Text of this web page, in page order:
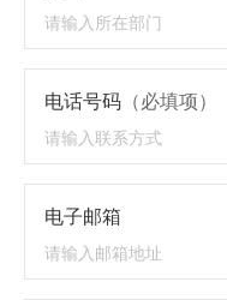
电话号码 （必填项）
电子邮箱